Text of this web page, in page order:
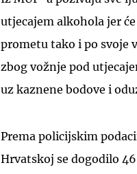
utjecajem alkohola jer
prometu tako i po svoje
zbog vožnje pod
uz kaznene bodove i
Prema policijskim
Hrvatskoj se dogodilo